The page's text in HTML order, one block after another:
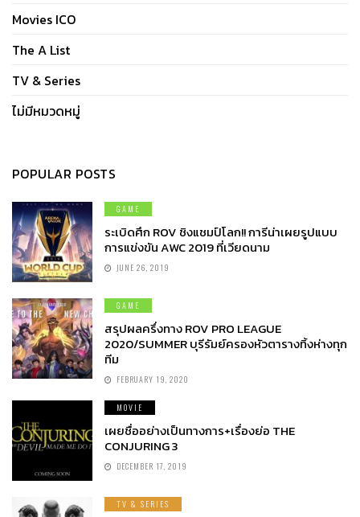
Movies ICO
The A List
TV & Series
ไม่มีหมวดหมู่
POPULAR POSTS
GAME
ระเบิดศึก ROV ชิงแชมป์โลก!! การีน่าเผยรูปแบบ
การแข่งขัน AWC 2019 ที่เวียดนาม
JUNE 26, 2019
GAME
สรุปผลครึ่งทาง ROV PRO LEAGUE
2020/SUMMER บุรีรัมย์ครองหัวตารางทิ้งห่างทุก
ทีม
FEBRUARY 19, 2020
MOVIE
เผยชื่ออย่างเป็นทางการ+เรื่องย่อ THE
CONJURING 3
DECEMBER 17, 2019
TV & SERIES